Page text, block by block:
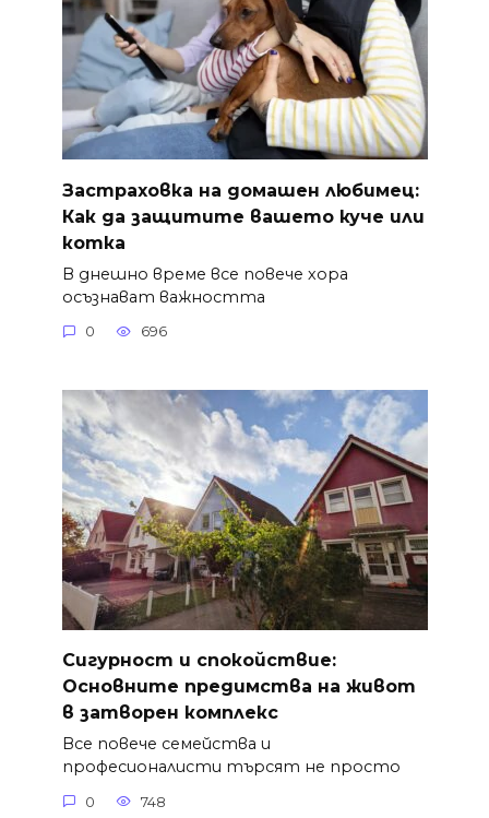
Застраховка на домашен любимец:
Как да защитите вашето куче или
котка
В днешно време все повече хора
осъзнават важността
0 696
Сигурност и спокойствие:
Основните предимства на живот
в затворен комплекс
Все повече семейства и
професионалисти търсят не просто
0 748